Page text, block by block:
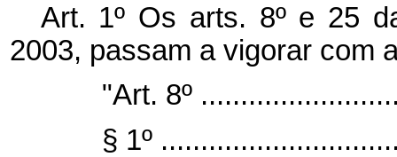
Art. 1º Os arts. 8º e 25
2003, passam a vigorar com
"Art. 8º
§ 1º